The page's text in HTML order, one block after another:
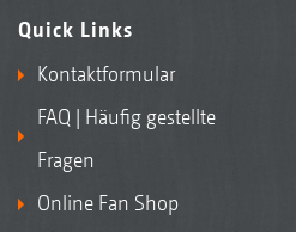
Quick Links
Kontaktformular
FAQ | Häufig gestellte
Fragen
Online Fan Shop